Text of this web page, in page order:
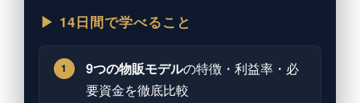
▶ 14日間で学べること
1 9つの物販モデルの特徴・利益率・必
要資金を徹底比較